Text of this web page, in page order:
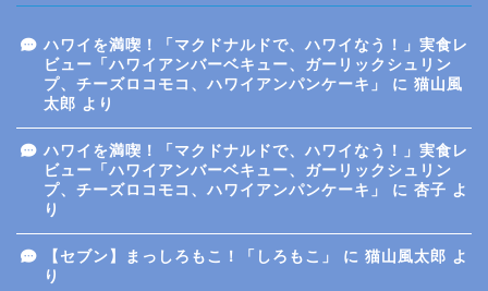
ハワイを満喫！「マクドナルドで、ハワイなう！」実食レ
ビュー「ハワイアンバーベキュー、ガーリックシュリン
プ、チーズロコモコ、ハワイアンパンケーキ」
に 猫山風
太郎 より
ハワイを満喫！「マクドナルドで、ハワイなう！」実食レ
ビュー「ハワイアンバーベキュー、ガーリックシュリン
プ、チーズロコモコ、ハワイアンパンケーキ」
に 杏子 よ
り
【セブン】まっしろもこ！「しろもこ」 に 猫山風太郎 よ
り